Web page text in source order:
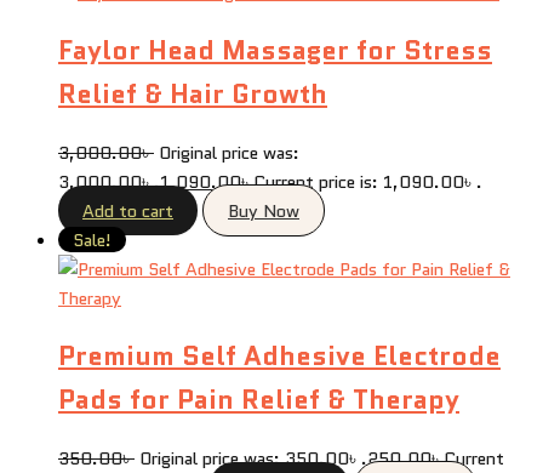
Faylor Head Massager for Stress
Relief & Hair Growth
3,000.00৳ Original price was:
3,000.00৳ .1,090.00৳Current price is: 1,090.00৳ .
Add to cart
Buy Now
Sale!
Premium Self Adhesive Electrode
Pads for Pain Relief & Therapy
350.00৳ Original price was: 350.00৳ .250.00৳Current